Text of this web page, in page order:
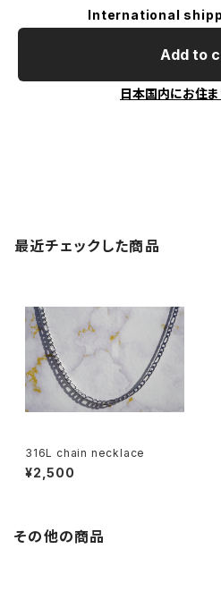
International
Add to
日本国内にお住
最近チェックした商品
316L chain necklace
¥2,500
その他の商品